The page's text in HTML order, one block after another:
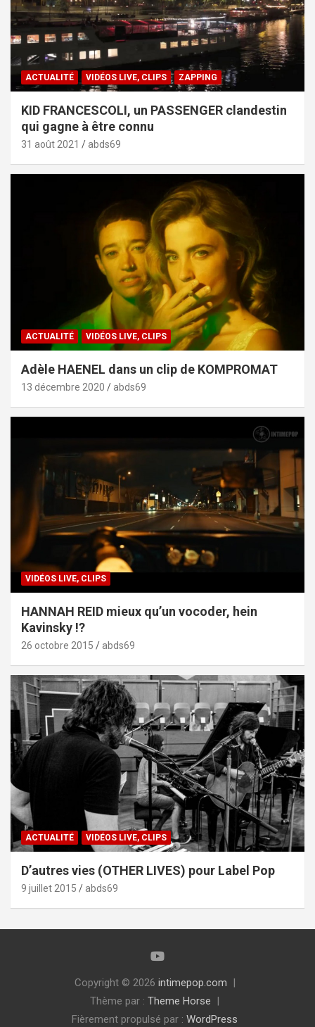
ACTUALITÉ VIDÉOS LIVE, CLIPS ZAPPING
KID FRANCESCOLI, un PASSENGER clandestin
qui gagne à être connu
31 août 2021 abds69
ACTUALITÉ VIDÉOS LIVE, CLIPS
Adèle HAENEL dans un clip de KOMPROMAT
13 décembre 2020 abds69
VIDÉOS LIVE, CLIPS
HANNAH REID mieux qu’un vocoder, hein
Kavinsky !?
26 octobre 2015 abds69
ACTUALITÉ VIDÉOS LIVE, CLIPS
D’autres vies (OTHER LIVES) pour Label Pop
9 juillet 2015 abds69
Copyright © 2026 intimepop.com
Thème par : Theme Horse
Fièrement propulsé par : WordPress